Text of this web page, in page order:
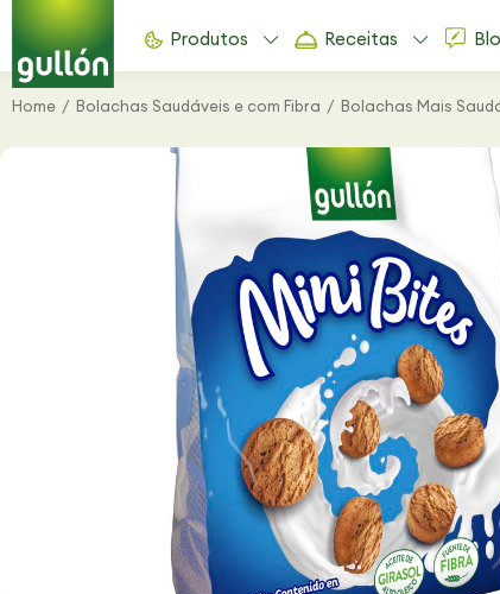
Produtos Receitas
You are here:
Home Bolachas Saudáveis e com Fibra Bolachas Mais